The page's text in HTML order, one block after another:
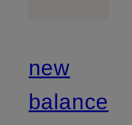
new
balance